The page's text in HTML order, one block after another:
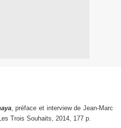
, préface et interview de Jean-Marc
Trois Souhaits, 2014, 177 p.